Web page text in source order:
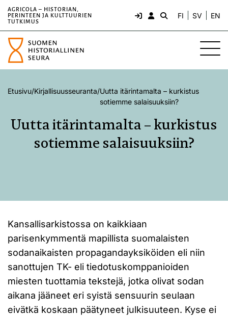
AGRICOLA – HISTORIAN,
PERINTEEN JA KULTTUURIEN
TUTKIMUS
FI SV EN
Etusivu/Kirjallisuusseuranta/Uutta itärintamalta – kurkistus
sotiemme salaisuuksiin?
Uutta itärintamalta – kurkistus
sotiemme salaisuuksiin?
Kansallisarkistossa on kaikkiaan
parisenkymmentä mapillista suomalaisten
sodanaikaisten propagandayksiköiden eli niin
sanottujen TK- eli tiedotuskomppanioiden
miesten tuottamia tekstejä, jotka olivat sodan
aikana jääneet eri syistä sensuurin seulaan
eivätkä koskaan päätyneet julkisuuteen. Kyse ei